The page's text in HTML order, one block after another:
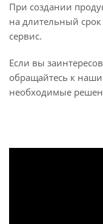
При создании
на длительный
сервис.
Если вы
обращайтесь к
необходимые